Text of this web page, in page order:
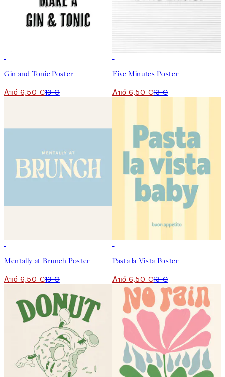
Gin and Tonic Poster
Από 6,50 €13 €
Five Minutes Poster
Από 6,50 €13 €
Mentally at Brunch Poster
Από 6,50 €13 €
Pasta la Vista Poster
Από 6,50 €13 €